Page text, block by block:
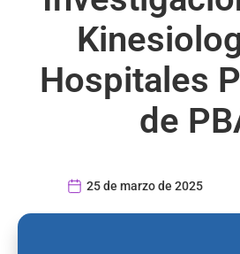
Hospitales
de
25 de marzo de 2025